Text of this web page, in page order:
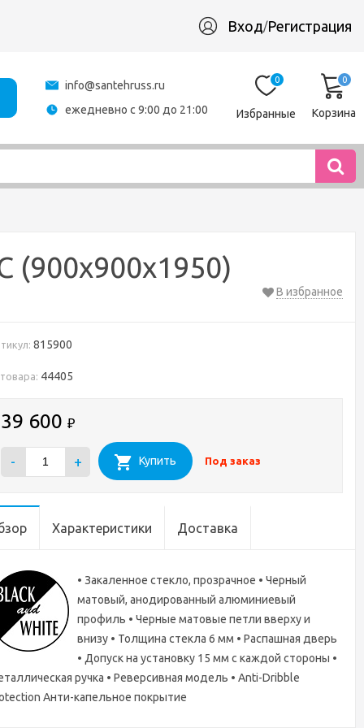
Вход/Регистрация
info@santehruss.ru
ежедневно с 9:00 до 21:00
0
Избранные
0
Корзина
(900х900х1950)
В избранное
815900
44405
39 600 ₽
- + Купить Под заказ
Характеристики Доставка
• Закаленное стекло, прозрачное • Черный
матовый, анодированный алюминиевый
профиль • Черные матовые петли вверху и
внизу • Толщина стекла 6 мм • Распашная дверь
• Допуск на установку 15 мм с каждой стороны •
ручка • Реверсивная модель • Anti-Dribble
Анти-капельное покрытие